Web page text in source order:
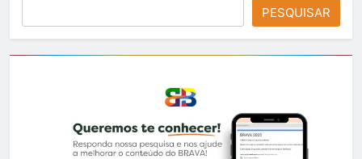
PESQUISAR